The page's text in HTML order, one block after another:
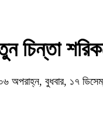
চিন্তা
অপরাহ্ন, বুধবার, ১৭